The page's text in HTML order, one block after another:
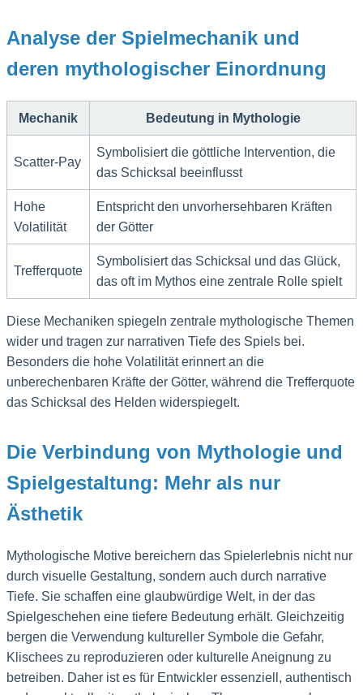
Analyse der Spielmechanik und
deren mythologischer Einordnung
Mechanik Bedeutung in Mythologie
Scatter-Pay
Symbolisiert die göttliche Intervention, die
das Schicksal beeinflusst
Hohe
Volatilität
Entspricht den unvorhersehbaren Kräften
der Götter
Trefferquote
Symbolisiert das Schicksal und das Glück,
das oft im Mythos eine zentrale Rolle spielt
Diese Mechaniken spiegeln zentrale mythologische Themen
wider und tragen zur narrativen Tiefe des Spiels bei.
Besonders die hohe Volatilität erinnert an die
unberechenbaren Kräfte der Götter, während die Trefferquote
das Schicksal des Helden widerspiegelt.
Die Verbindung von Mythologie und
Spielgestaltung: Mehr als nur
Ästhetik
Mythologische Motive bereichern das Spielerlebnis nicht nur
durch visuelle Gestaltung, sondern auch durch narrative
Tiefe. Sie schaffen eine glaubwürdige Welt, in der das
Spielgeschehen eine tiefere Bedeutung erhält. Gleichzeitig
bergen die Verwendung kultureller Symbole die Gefahr,
Klischees zu reproduzieren oder kulturelle Aneignung zu
betreiben. Daher ist es für Entwickler essenziell, authentisch